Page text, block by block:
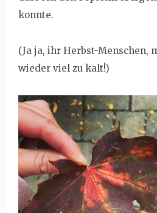
konnte.
(Ja ja, ihr Herbst-Menschen,
wieder viel zu kalt!)